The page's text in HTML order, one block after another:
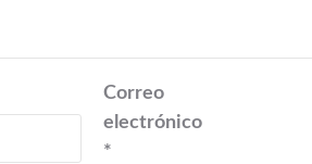
Correo
electrónico
*